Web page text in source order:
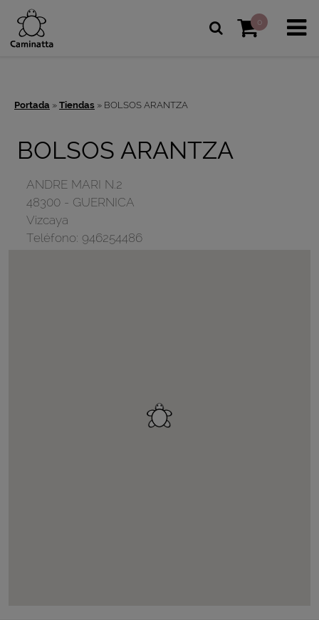
0
Portada » Tiendas » BOLSOS ARANTZA
BOLSOS ARANTZA
ANDRE MARI N.2
48300- GUERNICA
Vizcaya
Teléfono: 946254486